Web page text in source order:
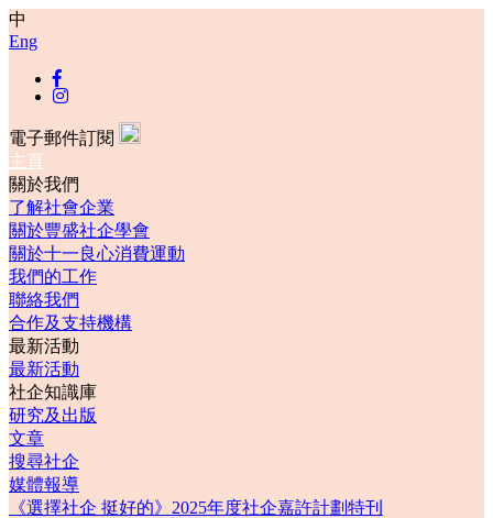
中
Eng
電子郵件訂閱
主頁
關於我們
了解社會企業
關於豐盛社企學會
關於十一良心消費運動
我們的工作
聯絡我們
合作及支持機構
最新活動
最新活動
社企知識庫
研究及出版
文章
搜尋社企
媒體報導
《選擇社企 挺好的》2025年度社企嘉許計劃特刊